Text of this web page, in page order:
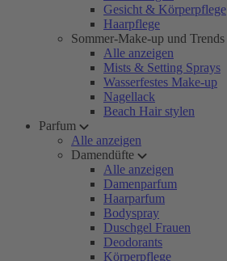
Gesicht & Körperpflege
Haarpflege
Sommer-Make-up und Trends
Alle anzeigen
Mists & Setting Sprays
Wasserfestes Make-up
Nagellack
Beach Hair stylen
Parfum
Alle anzeigen
Damendüfte
Alle anzeigen
Damenparfum
Haarparfum
Bodyspray
Duschgel Frauen
Deodorants
Körperpflege